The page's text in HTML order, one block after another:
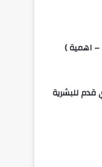
– اهمية )
قدم للبشرية